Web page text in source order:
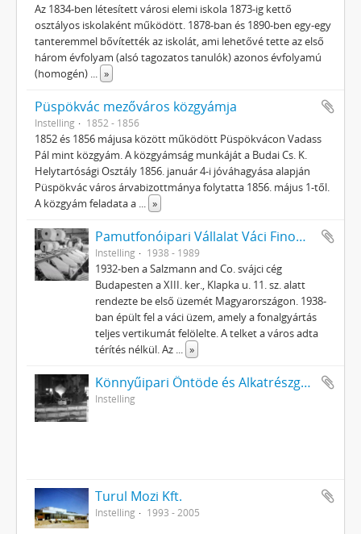
Az 1834-ben létesített városi elemi iskola 1873-ig kettő
osztályos iskolaként működött. 1878-ban és 1890-ben egy-egy
tanteremmel bővítették az iskolát, ami lehetővé tette az első
három évfolyam (alsó tagozatos tanulók) azonos évfolyamú
(homogén) ... »
Püspökvác mezőváros közgyámja
Instelling 1852 - 1856
1852 és 1856 májusa között működött Püspökvácon Vadass
Pál mint közgyám. A közgyámság munkáját a Budai Cs. K.
Helytartósági Osztály 1856. január 4-i jóváhagyása alapján
Püspökvác város árvabizottmánya folytatta 1856. május 1-től.
A közgyám feladata a ... »
Pamutfonóipari Vállalat Váci Finompamutfonó és Cérnázógyára
Instelling 1938 - 1989
1932-ben a Salzmann and Co. svájci cég
Budapesten a XIII. ker., Klapka u. 11. sz. alatt
rendezte be első üzemét Magyarországon. 1938-
ban épült fel a váci üzem, amely a fonalgyártás
teljes vertikumát felölelte. A telket a város adta
térítés nélkül. Az ... »
Könnyűipari Öntöde és Alkatrészgyár
Instelling
Turul Mozi Kft.
Instelling 1993 - 2005